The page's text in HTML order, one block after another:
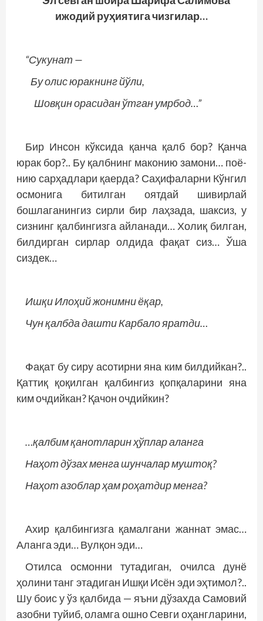
ижодий руҳиятига чизгилар…
“Сукунат —
Бу олис юракнинг йўли,
Шовқин орасидан ўтган умрбод…”
Бир Инсон кўксида қанча қалб бор? Қанча
юрак бор?.. Бу қалбнинг маконию замони… поё­
нию сарҳадлари қаерда? Саҳифаларни Кўнгил
осмонига битилган оятдай шивирлай
бошлаганингиз сирли бир лаҳзада, шаксиз, у
сизнинг қалбингизга айланади… Холиқ билган,
билдирган сирлар олдида фақат сиз… Ўша
сиздек…
Ишқи Илоҳий жонимни ёқар,
Чун қалбда дашти Карбало яратди…
Фақат бу сиру асотирни яна ким билдийкан?..
Қаттиқ қоқилган қалбингиз қопқаларини яна
ким очдийкан? Қачон очдийкин?
…қалбим қанотларин ҳўплар аланга
Наҳот дўзах менга шунчалар муштоқ?
Наҳот азоблар ҳам роҳатдир менга?
Ахир қалбингизга қамалгани жаннат эмас…
Аланга эди… Вулқон эди…
Отилса осмонни тутадиган, очилса дунё
ҳолини танг этадиган Ишқи Исён эди эҳтимол?..
Шу боис у ўз қалбида — яъни дўзахда Самовий
азобни туйиб, оламга ошно Севги оҳангларини,